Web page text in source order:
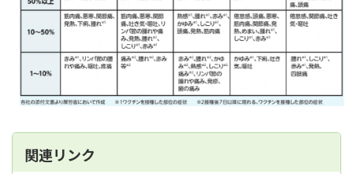
関連リンク